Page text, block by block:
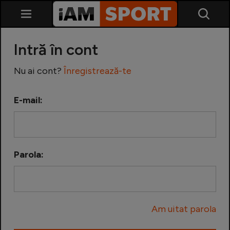
Echipa Națională
Intră în cont
Nu ai cont? Înregistrează-te
E-mail:
Parola:
Am uitat parola